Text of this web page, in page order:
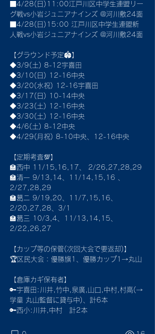
■4/28(日)11:00江戸川区中学生連盟リー
グ戦vs小岩ジュニアナインズ @河川敷24面
■4/28(日)15:00 江戸川区中学生連盟新
人戦vs小岩ジュニアナインズ @河川敷24面
【グラウンド予定🏟】
◆3/9(土) 8-12宇喜田
◆3/10(日) 12-16中央
◆3/20(水祝) 12-16宇喜田
◆3/17(日) 10-14中央
◆3/23(土) 12-16中央
◆3/30(土) 12-16中央
◆4/6(土) 8-12中央
◆4/29(月祝) 8-10中央、12-16中央
【定期考査💯】
🏫西中 11/15,16,17、 2/26,27,28,29
🏫清一 9/13,14、11/14,15,16 、
2/27,28,29
🏫葛ニ 9/19,20、11/7,15,16、
2/20,27,28、3/1
🏫葛三 10/3,4、11/13,14,15、
2/22,26,27
【カップ等の保管(次回大会で要返却)】
🏆区民大会：優勝旗1、優勝カップ1→丸山
【倉庫カギ保有者】
🔑宇喜田:川井,竹中,泉廣,山口,中村,村高(→
学童 丸山監督に貸与中)、計6本
🔑西小:川井,中村　計2本